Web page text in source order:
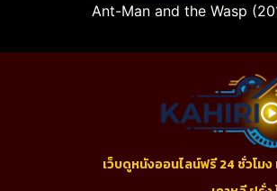
Ant-Man and the Wasp
เว็บดูหนังออนไลน์ฟรี 24 ชั่วโม